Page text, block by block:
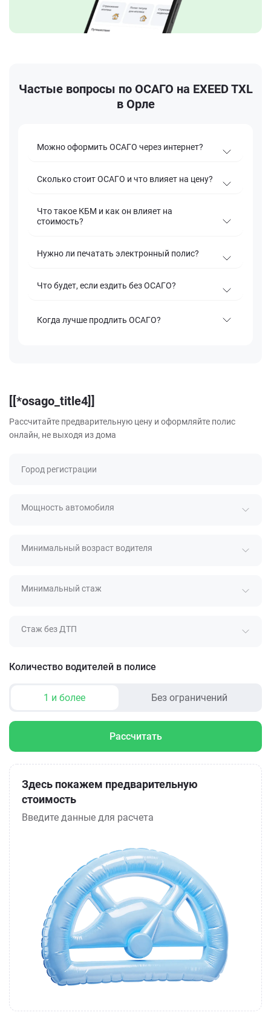
Частые вопросы по ОСАГО на EXEED TXL
в Орле
Можно оформить ОСАГО через интернет?
Сколько стоит ОСАГО и что влияет на цену?
Что такое КБМ и как он влияет на
стоимость?
Нужно ли печатать электронный полис?
Что будет, если ездить без ОСАГО?
Когда лучше продлить ОСАГО?
[[*osago_title4]]
Рассчитайте предварительную цену и оформляйте полис
онлайн, не выходя из дома
Город регистрации
Мощность автомобиля
Минимальный возраст водителя
Минимальный стаж
Стаж без ДТП
Количество водителей в полисе
1 и более Без ограничений
Рассчитать
Здесь покажем предварительную
стоимость
Введите данные для расчета